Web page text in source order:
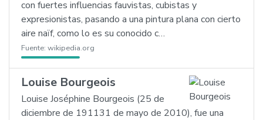
con fuertes influencias fauvistas, cubistas y
expresionistas, pasando a una pintura plana con cierto
aire naïf, como lo es su conocido c…
Fuente: wikipedia.org
Louise Bourgeois
Louise Joséphine Bourgeois (25 de
diciembre de 191131 de mayo de 2010), fue una